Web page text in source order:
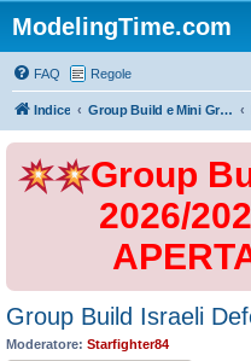
ModelingTime.com
FAQ Regole
Indice Group Build e Mini Group Build
Group
2026/
Group Build Israeli
Moderatore: Starfighter84